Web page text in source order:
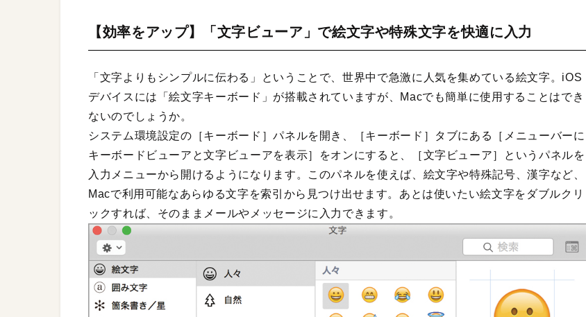
【効率をアップ】「文字ビューア」で絵文字や特殊文字を快適に入力
「文字よりもシンプルに伝わる」ということで、世界中で急激に人気を集めている絵文字。iOS
デバイスには「絵文字キーボード」が搭載されていますが、Macでも簡単に使用することはでき
ないのでしょうか。
システム環境設定の［キーボード］パネルを開き、［キーボード］タブにある［メニューバーに
キーボードビューアと文字ビューアを表示］をオンにすると、［文字ビューア］というパネルを
入力メニューから開けるようになります。このパネルを使えば、絵文字や特殊記号、漢字など、
Macで利用可能なあらゆる文字を索引から見つけ出せます。あとは使いたい絵文字をダブルクリ
ックすれば、そのままメールやメッセージに入力できます。